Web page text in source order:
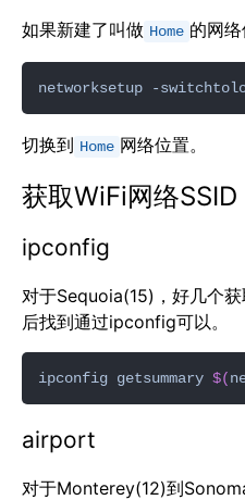
如果新建了叫做 Home 的网
networksetup -
切换到 Home 网络位置。
获取WiFi网络SSID
ipconfig
对于Sequoia(15)，好几个
后找到通过ipconfig可以。
ipconfig getsummary $(
airport
对于Monterey(12)到